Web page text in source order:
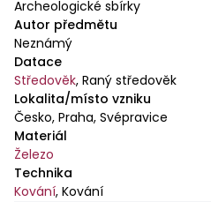
Archeologické sbírky
Autor předmětu
Neznámý
Datace
Středověk, Raný středověk
Lokalita/místo vzniku
Česko, Praha, Svépravice
Materiál
Železo
Technika
Kování, Kování